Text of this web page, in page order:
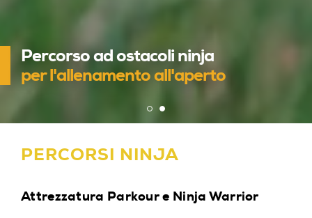
Attrezzature Ninja
per parchi pubblici
Percorso ad ostacoli ninja
per l'allenamento all'aperto
PERCORSI NINJA
Attrezzatura Parkour e Ninja Warrior